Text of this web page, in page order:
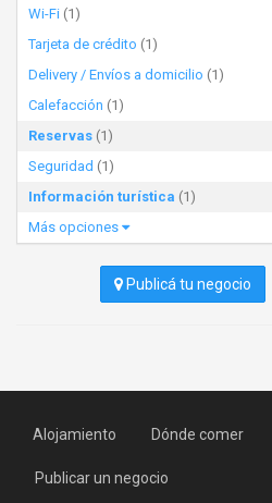
Wi-Fi (1)
Tarjeta de crédito (1)
Delivery / Envíos a domicilio (1)
Calefacción (1)
Reservas (1)
Seguridad (1)
Información turística (1)
Más opciones
Publicá tu negocio
Alojamiento Dónde comer
Publicar un negocio